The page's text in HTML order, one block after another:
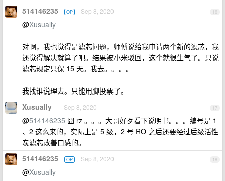
16
514146235 OP Sep 8, 2020
@Xusually
对啊，我也觉得是滤芯问题，师傅说给我申请两个新的滤芯，我
还觉得解决就算了吧。结果被小米驳回，这个就很生气了。只说
滤芯规定只保 15 天。我去。。。。
我找谁说理去。只能用脚投票了。
17
Xusually Sep 8, 2020
@514146235 囧 rz 。。。大哥好歹看下说明书。。。编号是 1
、2 这么来的，实际上是 5 级，2 号 RO 之后还要经过后级活性
炭滤芯改善口感的。
18
514146235 OP Sep 8, 2020
@Xusually